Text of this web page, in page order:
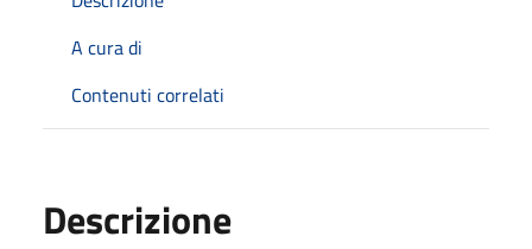
A cura di
Contenuti correlati
Descrizione